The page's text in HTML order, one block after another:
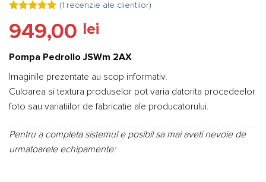
5.00din 5
pe baza
singure
(1 recenzie ale clientilor)
949,00 lei
Pompa Pedrollo JSWm 2AX
Imaginile prezentate au scop informativ.
Culoarea si textura produselor pot varia datorita procedeelor
foto sau variatiilor de fabricatie ale producatorului.
Pentru a completa sistemul e posibil sa mai aveti nevoie de
urmatoarele echipamente: